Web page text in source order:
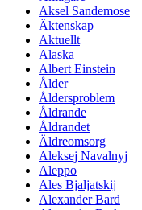
Aksel Sandemose
Äktenskap
Aktuellt
Alaska
Albert Einstein
Ålder
Åldersproblem
Åldrande
Åldrandet
Äldreomsorg
Aleksej Navalnyj
Aleppo
Ales Bjaljatskij
Alexander Bard